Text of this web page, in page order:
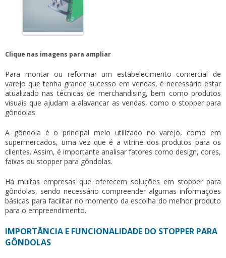
Clique nas imagens para ampliar
Para montar ou reformar um estabelecimento comercial de
varejo que tenha grande sucesso em vendas, é necessário estar
atualizado nas técnicas de merchandising, bem como produtos
visuais que ajudam a alavancar as vendas, como o stopper para
gôndolas.
A gôndola é o principal meio utilizado no varejo, como em
supermercados, uma vez que é a vitrine dos produtos para os
clientes. Assim, é importante analisar fatores como design, cores,
faixas ou stopper para gôndolas.
Há muitas empresas que oferecem soluções em stopper para
gôndolas, sendo necessário compreender algumas informações
básicas para facilitar no momento da escolha do melhor produto
para o empreendimento.
IMPORTÂNCIA E FUNCIONALIDADE DO STOPPER PARA
GÔNDOLAS